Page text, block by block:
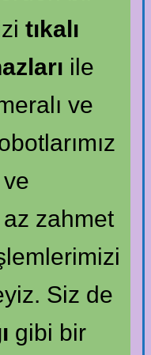
tıkalı
ile
ve
zahmet
Siz de
gibi bir